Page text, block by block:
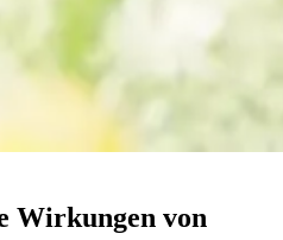
Wirkungen von